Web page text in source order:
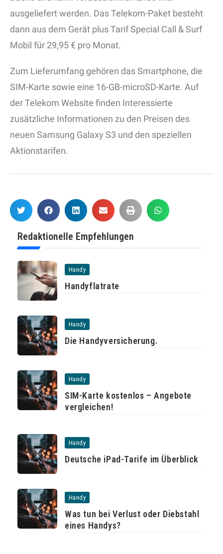
ausgeliefert werden. Das Telekom-Paket besteht
dann aus dem Gerät plus Tarif Special Call & Surf
Mobil für 29,95 € pro Monat.
Zum Lieferumfang gehören das Smartphone, die
SIM-Karte sowie eine 16-GB-microSD-Karte. Auf
der Telekom Website finden Interessierte
zusätzliche Informationen zu den Preisen des
neuen Samsung Galaxy S3 und den speziellen
Aktionstarifen.
Redaktionelle Empfehlungen
Handy
Handyflatrate
Handy
Die Handyversicherung.
Handy
SIM-Karte kostenlos – Angebote
vergleichen!
Handy
Deutsche iPad-Tarife im Überblick
Handy
Was tun bei Verlust oder Diebstahl
eines Handys?